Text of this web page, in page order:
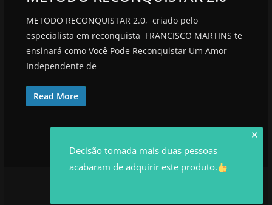
METODO RECONQUISTAR 2.0, criado pelo
especialista em reconquista FRANCISCO MARTINS te
ensinará como Você Pode Reconquistar Um Amor
Independente de
Read More
✕
Decisão tomada mais duas pessoas
acabaram de adquirir este produto.